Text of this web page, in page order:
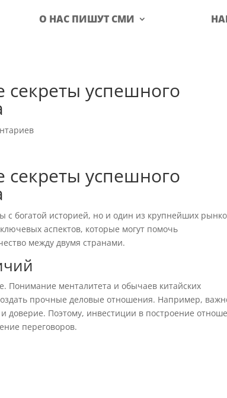
О НАС ПИШУТ СМИ
секреты успешного
секреты успешного
с богатой историей, но и один из крупнейших
аспектов, которые могут помочь
между двумя странами.
Понимание менталитета и обычаев китайских
прочные деловые отношения. Например,
доверие. Поэтому, инвестиции в построение
переговоров.